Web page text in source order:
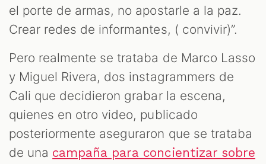
el porte de armas, no apostarle a la paz.
Crear redes de informantes, ( convivir)”.
Pero realmente se trataba de Marco Lasso
y Miguel Rivera, dos instagrammers de
Cali que decidieron grabar la escena,
quienes en otro video, publicado
posteriormente aseguraron que se trataba
de una campaña para concientizar sobre